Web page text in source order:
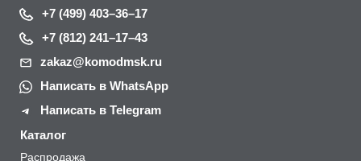
+7 (499) 403–36–17
+7 (812) 241–17–43
zakaz@komodmsk.ru
Написать в WhatsApp
Написать в Telegram
Каталог
Распродажа